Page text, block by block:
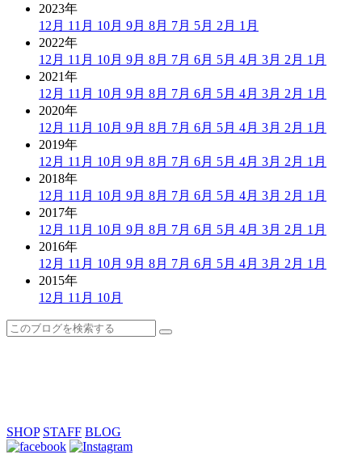
2023年
12月 11月 10月 9月 8月 7月 5月 2月 1月
2022年
12月 11月 10月 9月 8月 7月 6月 5月 4月 3月 2月 1月
2021年
12月 11月 10月 9月 8月 7月 6月 5月 4月 3月 2月 1月
2020年
12月 11月 10月 9月 8月 7月 6月 5月 4月 3月 2月 1月
2019年
12月 11月 10月 9月 8月 7月 6月 5月 4月 3月 2月 1月
2018年
12月 11月 10月 9月 8月 7月 6月 5月 4月 3月 2月 1月
2017年
12月 11月 10月 9月 8月 7月 6月 5月 4月 3月 2月 1月
2016年
12月 11月 10月 9月 8月 7月 6月 5月 4月 3月 2月 1月
2015年
12月 11月 10月
SHOP STAFF BLOG